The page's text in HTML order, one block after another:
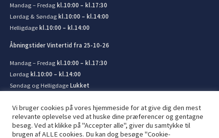
Mandag – Fredag kl.10:00 – kl.17:30
Lørdag & Søndag kl.10:00 – kl.14:00
Helligdage kl.10:00 – kl.14:00
Åbningstider Vintertid fra 25-10-26
Mandag – Fredag kl.10:00 – kl.17:30
Lørdag kl.10:00 – kl.14:00
Søndag og Helligdage Lukket
Vi bruger cookies på vores hjemmeside for at give dig den mest
relevante oplevelse ved at huske dine præferencer og gentagne
besøg. Ved at klikke på "Accepter alle", giver du samtykke til
brugen af ​​ALLE cookies. Du kan dog besøge "Cookie-